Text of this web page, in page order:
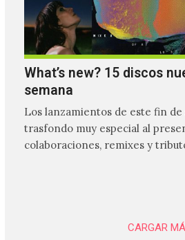
What’s new? 15 discos
semana
Los lanzamientos de este fin
trasfondo muy especial al
colaboraciones, remixes y
CARGAR